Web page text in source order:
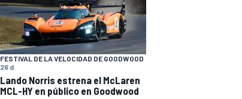
FESTIVAL DE LA VELOCIDAD DE GOODWOOD
26 d
Lando Norris estrena el McLaren
MCL-HY en público en Goodwood